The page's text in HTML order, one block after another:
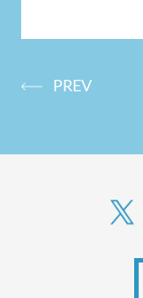
PREV